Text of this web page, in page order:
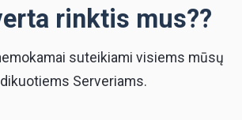
rinktis mus??
suteikiami visiems mūsų
Serveriams.